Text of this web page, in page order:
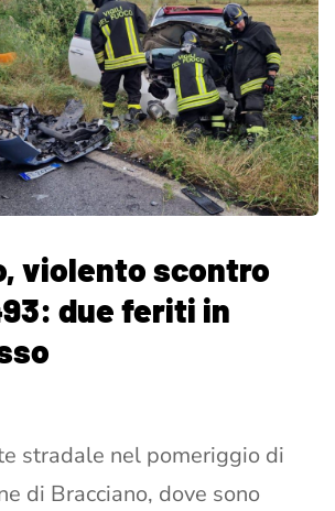
violento scontro
due feriti in
stradale nel pomeriggio di
di Bracciano, dove sono